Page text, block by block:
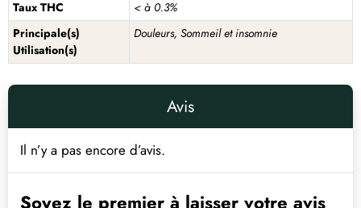
Taux THC
< à 0.3%
Principale(s)
Utilisation(s)
Douleurs, Sommeil et insomnie
Avis
Il n’y a pas encore d’avis.
Soyez le premier à laisser votre avis